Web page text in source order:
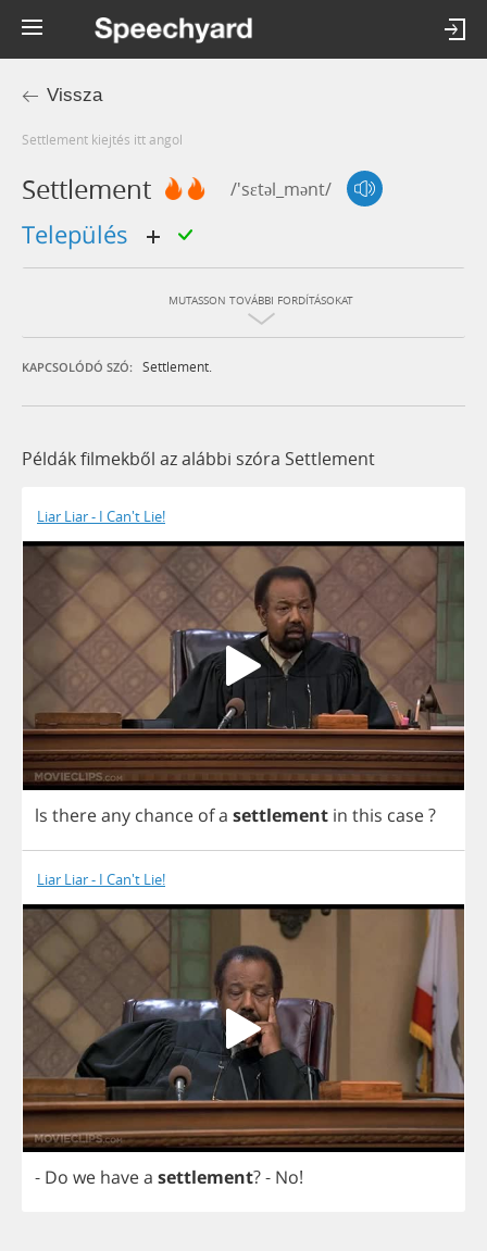
Vissza
settlement kiejtés itt angol
Settlement /'sɛtəl_mənt/
település
MUTASSON TOVÁBBI FORDÍTÁSOKAT
KAPCSOLÓDÓ SZÓ: Settlement.
Példák filmekből az alábbi szóra Settlement
Liar Liar - I Can't Lie!
ls thereany chance ofa settlement in this case?
Liar Liar - I Can't Lie!
- Do we havea settlement?- No!